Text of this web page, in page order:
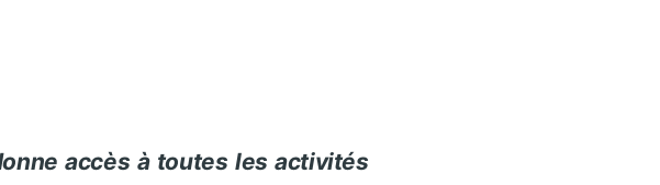
accès à toutes les activités